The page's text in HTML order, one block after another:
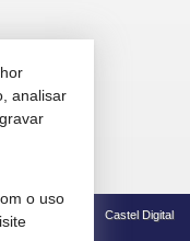
Castel Digital
analisar
o uso